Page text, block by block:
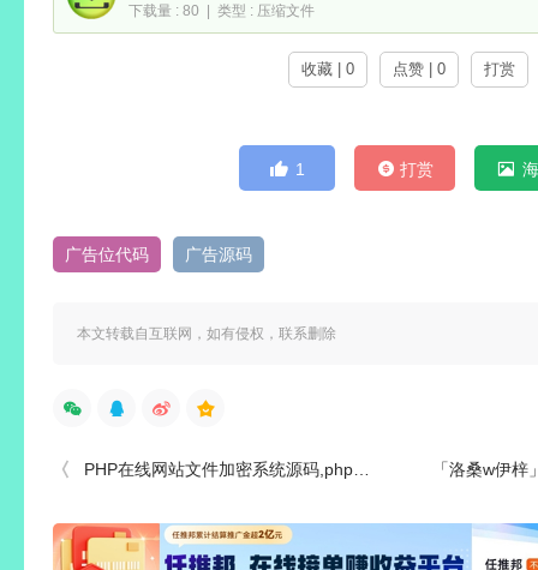
下载量 : 80 | 类型 : 压缩文件
收藏 | 0 点赞 | 0 打赏
1 打赏
广告位代码 广告源码
本文转载自互联网，如有侵权，联系删除
PHP在线网站文件加密系统源码,php加密平台源码 「洛桑w伊梓」23套 COS作